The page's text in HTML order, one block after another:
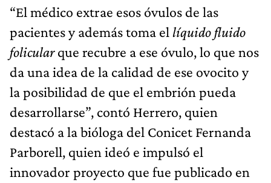
“El médico extrae esos óvulos de las
pacientes y además toma el líquido fluido
folicularque recubre a ese óvulo, lo que nos
da una idea de la calidad de ese ovocito y
la posibilidad de que el embrión pueda
desarrollarse”, contó Herrero, quien
destacó a la bióloga del Conicet Fernanda
Parborell, quien ideó e impulsó el
innovador proyecto que fue publicado en